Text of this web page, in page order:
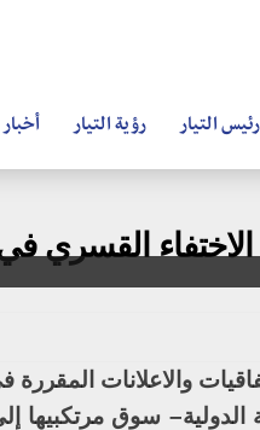
رئيس التيار رؤية التيار أخبار
القسري
والاعلانات
سوق مرتكبيها